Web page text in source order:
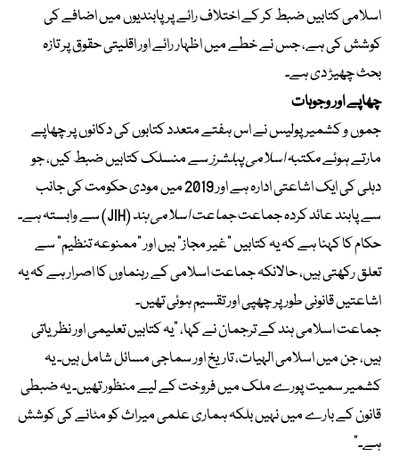
اسلامی کتابیں ضبط کر کے اختلاف رائے پر پابندیوں میں اضافے کی
کوشش کی ہے، جس نے خطے میں اظہار رائے اور اقلیتی حقوق پر تازہ
بحث چھیڑ دی ہے۔
چھاپے اور وجوہات
جموں و کشمیر پولیس نے اس ہفتے متعدد کتابوں کی دکانوں پر چھاپے
مارتے ہوئےمکتبہ اسلامی پبلشرزسے منسلک کتابیں ضبط کیں، جو
دہلی کی ایک اشاعتی ادارہ ہے اور 2019 میں مودی حکومت کی جانب
سے پابند عائد کردہ جماعتجماعت اسلامی ہند
(JIH) سے وابستہ ہے۔
حکام کا کہنا ہے کہ یہ کتابیں “غیر مجاز” ہیں اور “ممنوعہ تنظیم” سے
تعلق رکھتی ہیں، حالانکہ جماعت اسلامی کے رہنماوں کا اصرار ہے کہ یہ
اشاعتیں قانونی طور پر چھپی اور تقسیم ہوئی تھیں۔
جماعت اسلامی ہند کے ترجمان نے کہا، “یہ کتابیں تعلیمی اور نظریاتی
ہیں، جن میں اسلامی الہیات، تاریخ اور سماجی مسائل شامل ہیں۔ یہ
کشمیر سمیت پورے ملک میں فروخت کے لیے منظور تھیں۔ یہ ضبطی
قانون کے بارے میں نہیں بلکہ ہماری علمی میراث کو مٹانے کی کوشش
ہے۔”